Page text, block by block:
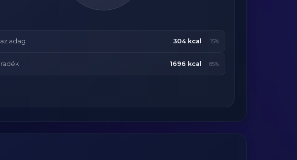
az adag 304 kcal 15%
1696 kcal 85%